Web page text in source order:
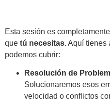
Esta sesión es
que tú necesitas. Aquí tienes
podemos cubrir:
Resolución de
Solucionaremos esos
velocidad o conflictos